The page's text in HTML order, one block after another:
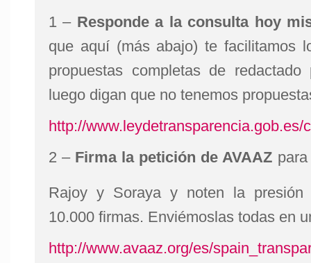
1 – Responde a la consulta hoy
que aquí (más abajo) te facilitamos
propuestas completas de
luego digan que no tenemos
http://www.leydetransparencia.gob.es/
2 – Firma la petición de AVAAZ
Rajoy y Soraya y noten la
10.000 firmas. Enviémoslas todas en
http://www.avaaz.org/es/